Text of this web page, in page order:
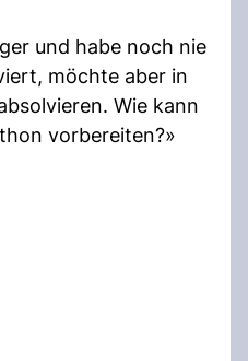
und habe noch nie
möchte aber in
Wie kann
vorbereiten?»